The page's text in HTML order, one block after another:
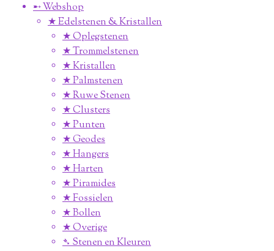
➸ Webshop
★ Edelstenen & Kristallen
★ Oplegstenen
★ Trommelstenen
★ Kristallen
★ Palmstenen
★ Ruwe Stenen
★ Clusters
★ Punten
★ Geodes
★ Hangers
★ Harten
★ Piramides
★ Fossielen
★ Bollen
★ Overige
➴ Stenen en Kleuren